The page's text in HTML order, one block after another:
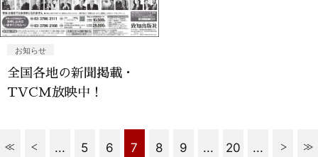
お知らせ
全国各地の新聞掲載・
TVCM放映中！
... 5 6 7 8 9 ... 20 ...